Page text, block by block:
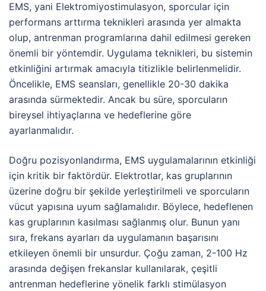
EMS, yani Elektromiyostimulasyon, sporcular için
performans arttırma teknikleri arasında yer almakta
olup, antrenman programlarına dahil edilmesi gereken
önemli bir yöntemdir. Uygulama teknikleri, bu sistemin
etkinliğini artırmak amacıyla titizlikle belirlenmelidir.
Öncelikle, EMS seansları, genellikle 20-30 dakika
arasında sürmektedir. Ancak bu süre, sporcuların
bireysel ihtiyaçlarına ve hedeflerine göre
ayarlanmalıdır.
Doğru pozisyonlandırma, EMS uygulamalarının etkinliği
için kritik bir faktördür. Elektrotlar, kas gruplarının
üzerine doğru bir şekilde yerleştirilmeli ve sporcuların
vücut yapısına uyum sağlamalıdır. Böylece, hedeflenen
kas gruplarının kasılması sağlanmış olur. Bunun yanı
sıra, frekans ayarları da uygulamanın başarısını
etkileyen önemli bir unsurdur. Çoğu zaman, 2-100 Hz
arasında değişen frekanslar kullanılarak, çeşitli
antrenman hedeflerine yönelik farklı stimülasyon